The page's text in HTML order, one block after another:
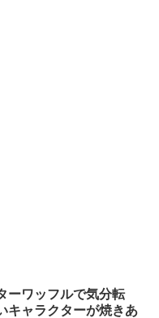
ーワッフルで気分転
ャラクターが焼きあ